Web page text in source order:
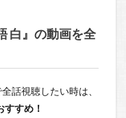
白』の動画を全
話視聴したい時は、
すめ！